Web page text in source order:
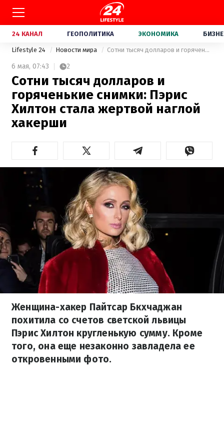
24 КАНАЛ ГЕОПОЛИТИКА ЭКОНОМИКА
Lifestyle 24 Новости мира Сотни тысяч долларов и горяченькие снимки: Пэрис Хилтон стала жертвой наглой хакерши
6 мая, 07:43 2
Сотни тысяч долларов и
горяченькие снимки: Пэрис
Хилтон стала жертвой наглой
хакерши
Женщина-хакер Пайтсар Бкхчаджан
похитила со счетов светской львицы
Пэрис Хилтон кругленькую сумму. Кроме
того, она еще незаконно завладела ее
откровенными фото.